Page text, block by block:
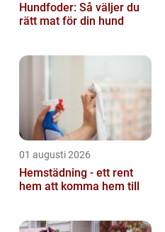
Hundfoder: Så väljer du
rätt mat för din hund
01 augusti 2026
Hemstädning - ett rent
hem att komma hem till